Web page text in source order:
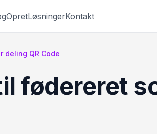
OpretLøsningerKontakt
deling QR Code
fødereret